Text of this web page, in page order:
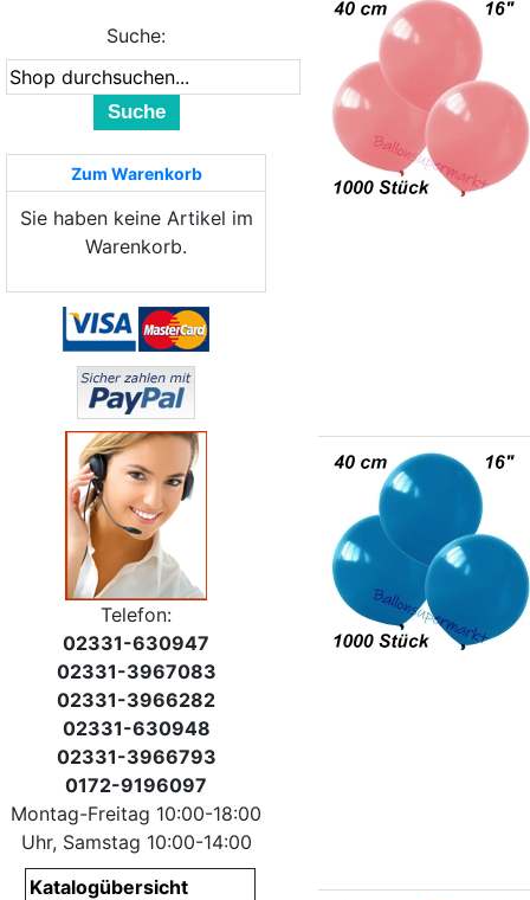
Suche:
Suche
Zum Warenkorb
Sie haben keine Artikel im
Warenkorb.
Telefon:
02331-630947
02331-3967083
02331-3966282
02331-630948
02331-3966793
0172-9196097
Montag-Freitag 10:00-18:00
Uhr, Samstag 10:00-14:00
Katalogübersicht